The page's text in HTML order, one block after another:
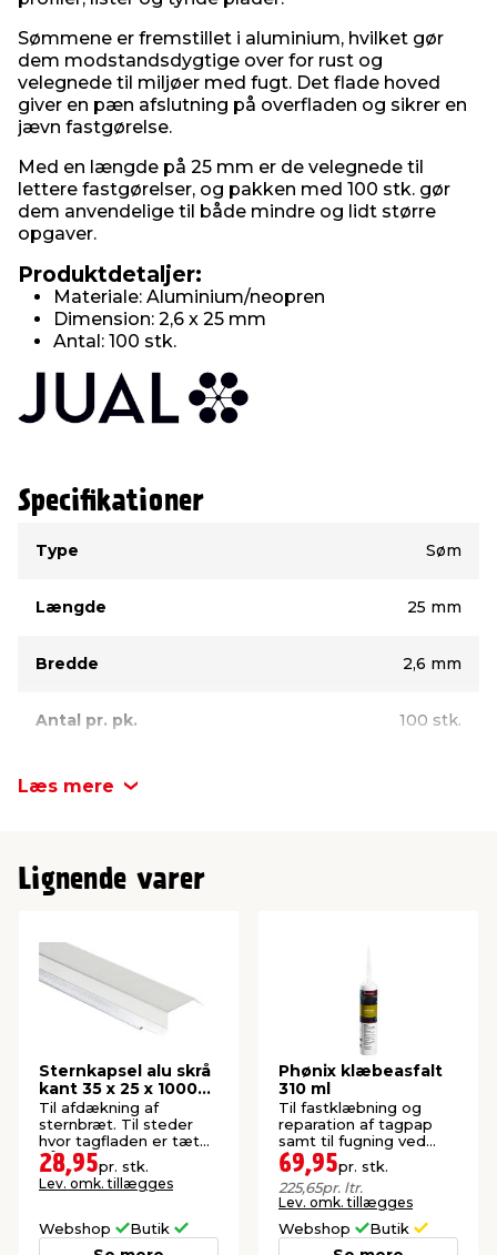
Sømmene er fremstillet i aluminium, hvilket gør
dem modstandsdygtige over for rust og
velegnede til miljøer med fugt. Det flade hoved
giver en pæn afslutning på overfladen og sikrer en
jævn fastgørelse.
Med en længde på 25 mm er de velegnede til
lettere fastgørelser, og pakken med 100 stk. gør
dem anvendelige til både mindre og lidt større
opgaver.
Produktdetaljer:
Materiale: Aluminium/neopren
Dimension: 2,6 x 25 mm
Antal: 100 stk.
Specifikationer
Type
Søm
Længde 25 mm
Bredde 2,6 mm
Antal pr. pk. 100 stk.
Læs mere
Lignende varer
Sternkapsel alu skrå
kant 35 x 25 x 1000
mm
Til afdækning af
sternbræt. Til steder
hvor tagfladen er tæt
på sternbrættet
28,95pr. stk.
Lev. omk. tillægges
Webshop Butik
Phønix klæbeasfalt
310 ml
Til fastklæbning og
reparation af tagpap
samt til fugning ved
ovenlys m.m.
69,95pr. stk.
225,65pr. ltr.
Lev. omk. tillægges
Webshop Butik